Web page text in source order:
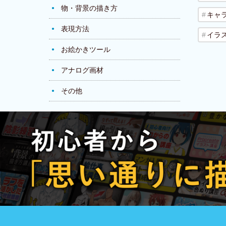
物・背景の描き方
表現方法
お絵かきツール
アナログ画材
その他
キャ
イラ